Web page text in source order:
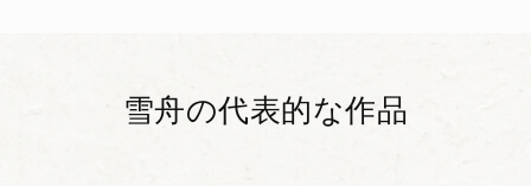
雪舟の代表的な作品